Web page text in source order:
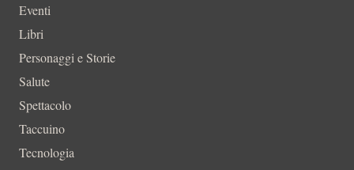
Eventi
Libri
Personaggi e Storie
Salute
Spettacolo
Taccuino
Tecnologia